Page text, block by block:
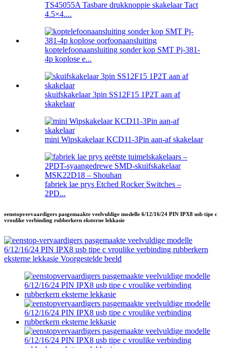
TS45055A Tasbare drukknoppie skakelaar Tact
4.5×4....
koptelefoonaansluiting sonder kop SMT Pj-381-
4p koplose e...
skuifskakelaar 3pin SS12F15 1P2T aan af
skakelaar
mini Wipskakelaar KCD11-3Pin aan-af skakelaar
fabriek lae prys Etched Rocker Switches –
2PD...
eenstopvervaardigers pasgemaakte veelvuldige modelle 6/12/16/24 PIN IPX8 usb tipe c
vroulike verbinding rubberkern eksterne lekkasie